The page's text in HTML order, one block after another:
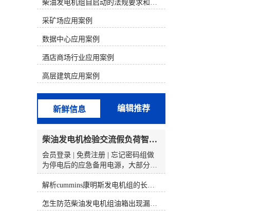
寻找故障部位。 一、康明斯电喷机型
的组成和原理1、康明斯电喷柴油机
机组为例，配置的是康明斯QSK19电
喷柴油机。QSK19系列发动机电控燃
油喷射系统由三个基本组成部分构
成，分别为输入(开关和传感器)、
ECM(对输入信号进行分析)、执行器
(按照ECM输出信号动作的控制阀总
成)。QSK19系列电控燃油喷射系统的
核心部分是执行器一控制阀总成。泵
产生的燃油输送至控制阀总成，该总
成由一个切断电磁阀、两个燃油执行
器阀和两个燃油压力传感器组成。
ECM安装在总成壳体的前部。控制阀
总成有一个燃油进口和两个燃油出
口，每个燃油出口分别由各自的执行
器控制着。燃油油道执行器控制喷油
喷油器何时喷油。2、康明斯柴油电
柴油发电机组自启动的法规要求和操作步骤
采矿场应用案例
数据中心应用案例
酒店商场行业应用案例
高层建筑应用案例
新鲜信息 编辑推荐
柴油发电机检验交流假负荷智能并车控制维保
会员登录 | 免费注册 | 忘记密码组做
为停电后的应急备用电源，大部分的
时间都是处于待机状态的，一旦停电
或者市电损坏发生，备用的柴发机组
斯发电机型号参数，经常在供电事故
解析cummins康明斯发电机组的长处与特点
怎生防范柴油发电机组油箱出现漏油情况？